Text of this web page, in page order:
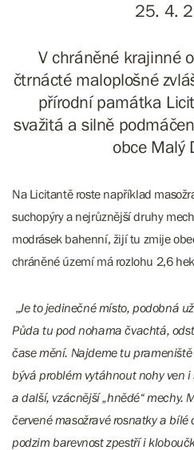
25. 4.
V chráněné krajinné
čtrnácté maloplošné
přírodní památka
svažitá a silně
obce Malý
Na Licitantě roste například
suchopýry a nejrůznější druhy
modrásek bahenní, žijí tu zmije
chráněné území má rozlohu 2,6
„Je to jedinečné místo, podobná
Půda tu pod nohama čvachtá,
čase mění. Najdeme tu
bývá problém vytáhnout nohy ven
a další, vzácnější „hnědé“ mechy.
červené masožravé rosnatky a
podzim barevnost zpestří i